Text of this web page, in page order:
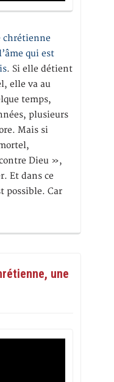
chrétienne
qui est
. Si elle détient
elle va au
temps,
plusieurs
Mais si
Dieu »,
Et dans ce
possible. Car
une